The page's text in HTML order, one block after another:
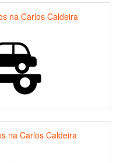
na Carlos Caldeira
na Carlos Caldeira